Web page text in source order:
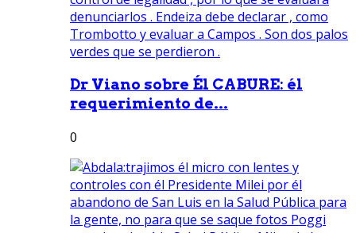
Dr Viano sobre Él CABURE: él
requerimiento de...
0